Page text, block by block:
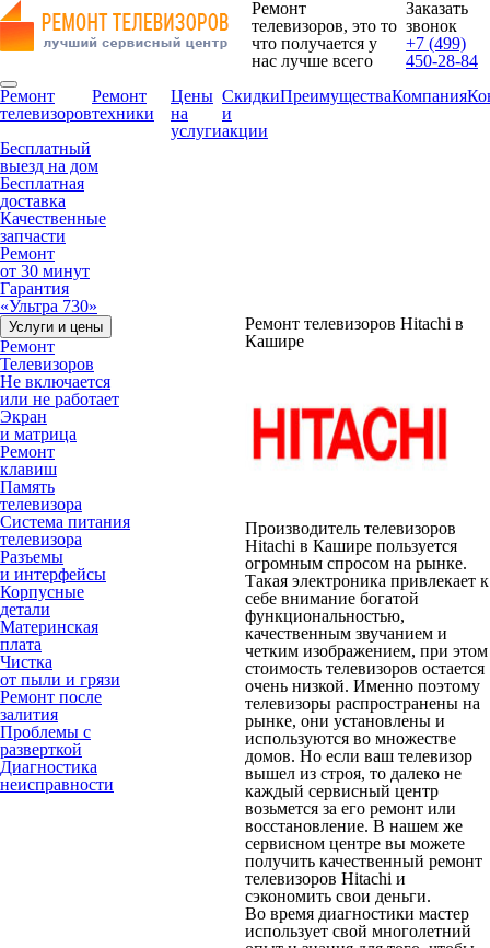
Ремонт
телевизоров, это то
что получается у
нас лучше всего
Заказать
звонок
+7 (499)
450-28-84
Ремонт
телевизоров
Ремонт
техники
Цены
на
услуги
Скидки
и
акции
ПреимуществаКомпания
Бесплатный
выезд на дом
Бесплатная
доставка
Качественные
запчасти
Ремонт
от 30 минут
Гарантия
«Ультра 730»
Услуги и цены
Ремонт
Телевизоров
Не включается
или не работает
Экран
и матрица
Ремонт
клавиш
Память
телевизора
Система питания
телевизора
Разъемы
и интерфейсы
Корпусные
детали
Материнская
плата
Чистка
от пыли и грязи
Ремонт после
залития
Проблемы с
разверткой
Диагностика
неисправности
Ремонт телевизоров Hitachi в
Кашире
Производитель телевизоров
Hitachi в Кашире пользуется
огромным спросом на рынке.
Такая электроника привлекает к
себе внимание богатой
функциональностью,
качественным звучанием и
четким изображением, при этом
стоимость телевизоров остается
очень низкой. Именно поэтому
телевизоры распространены на
рынке, они установлены и
используются во множестве
домов. Но если ваш телевизор
вышел из строя, то далеко не
каждый сервисный центр
возьмется за его ремонт или
восстановление. В нашем же
сервисном центре вы можете
получить качественный ремонт
телевизоров Hitachi и
сэкономить свои деньги.
Во время диагностики мастер
использует свой многолетний